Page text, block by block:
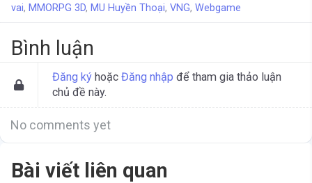
vai, MMORPG 3D, MU Huyền Thoại, VNG, Webgame
Bình luận
Đăng ký hoặc Đăng nhập để tham gia thảo luận
chủ đề này.
No comments yet
Bài viết liên quan